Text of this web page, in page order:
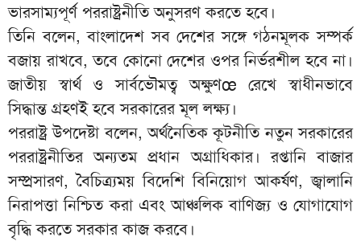
ভারসাম্যপূর্ণ পররাষ্ট্রনীতি অনুসরণ করতে হবে।
তিনি বলেন, বাংলাদেশ সব দেশের সঙ্গে গঠনমূলক সম্পর্ক
বজায় রাখবে, তবে কোনো দেশের ওপর নির্ভরশীল হবে না।
জাতীয় স্বার্থ ও সার্বভৌমত্ব অক্ষুণœ রেখে স্বাধীনভাবে
সিদ্ধান্ত গ্রহণই হবে সরকারের মূল লক্ষ্য।
পররাষ্ট্র উপদেষ্টা বলেন, অর্থনৈতিক কূটনীতি নতুন সরকারের
পররাষ্ট্রনীতির অন্যতম প্রধান অগ্রাধিকার। রপ্তানি বাজার
সম্প্রসারণ, বৈচিত্র্যময় বিদেশি বিনিয়োগ আকর্ষণ, জ্বালানি
নিরাপত্তা নিশ্চিত করা এবং আঞ্চলিক বাণিজ্য ও যোগাযোগ
বৃদ্ধি করতে সরকার কাজ করবে।